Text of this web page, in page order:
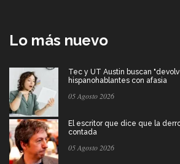
Lo más nuevo
Tec y UT Austin buscan
hispanohablantes con afasia
05 Agosto 2026
El escritor que dice que la
contada
05 Agosto 2026